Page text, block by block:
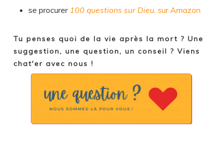
se procurer 100 questions sur Dieu, sur Amazon
Tu penses quoi de la vie après la mort ? Une
suggestion, une question, un conseil ? Viens
chat'er avec nous !